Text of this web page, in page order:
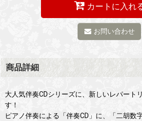
カートに入れ
お問い合わせ
商品詳細
大人気伴奏CDシリーズに、新しいレパート
す！
ピアノ伴奏による「伴奏CD」に、「二胡数